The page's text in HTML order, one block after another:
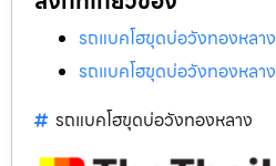
รถแบคโฮขุดบ่อวังทองหลาง
รถแบคโฮขุดบ่อวังทองหลาง
รถแบคโฮขุดบ่อวังทองหลาง